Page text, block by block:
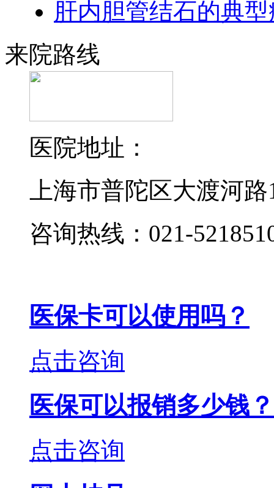
肝内胆管结石的典
来院路线
医院地址：
上海市普陀区大渡河
咨询热线：021-
医保卡可以使用吗？
点击咨询
医保可以报销多少钱？
点击咨询